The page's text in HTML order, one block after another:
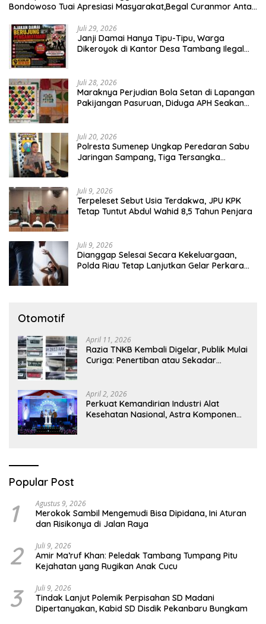
Bondowoso Tuai Apresiasi Masyarakat,Begal Curanmor Antar
Juli 29, 2026
Janji Damai Hanya Tipu-Tipu, Warga
Dikeroyok di Kantor Desa Tambang Ilegal
Juli 28, 2026
Maraknya Perjudian Bola Setan di Lapangan
Pakijangan Pasuruan, Diduga APH Seakan
Juli 20, 2026
Polresta Sumenep Ungkap Peredaran Sabu
Jaringan Sampang, Tiga Tersangka
Juli 9, 2026
Terpeleset Sebut Usia Terdakwa, JPU KPK
Tetap Tuntut Abdul Wahid 8,5 Tahun Penjara
Juli 9, 2026
Dianggap Selesai Secara Kekeluargaan,
Polda Riau Tetap Lanjutkan Gelar Perkara
Otomotif
April 11, 2026
Razia TNKB Kembali Digelar, Publik Mulai
Curiga: Penertiban atau Sekadar
April 2, 2026
Perkuat Kemandirian Industri Alat
Kesehatan Nasional, Astra Komponen
Popular Post
1 Agustus 9, 2026
Merokok Sambil Mengemudi Bisa Dipidana, Ini Aturan
dan Risikonya di Jalan Raya
2 Juli 9, 2026
Amir Ma’ruf Khan: Peledak Tambang Tumpang Pitu
Kejahatan yang Rugikan Anak Cucu
3 Juli 9, 2026
Tindak Lanjut Polemik Perpisahan SD Madani
Dipertanyakan, Kabid SD Disdik Pekanbaru Bungkam